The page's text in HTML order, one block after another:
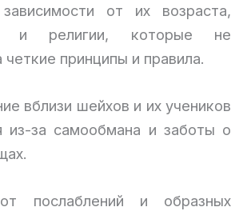
от их возраста,
и религии, которые не
принципы и правила.
вблизи шейхов и их учеников
из-за самообмана и заботы о
послаблений и образных